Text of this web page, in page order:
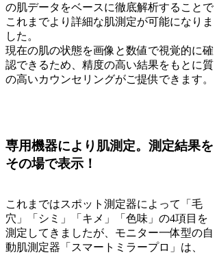
の肌データをベースに徹底解析することで
これまでより詳細な肌測定が可能になりま
した。
現在の肌の状態を画像と数値で視覚的に確
認できるため、精度の高い結果をもとに質
の高いカウンセリングがご提供できます。
専用機器により肌測定。測定結果を
その場で表示！
これまではスポット測定器によって「毛
穴」「シミ」「キメ」「色味」の4項目を
測定してきましたが、モニター一体型の自
動肌測定器「スマートミラープロ」は、